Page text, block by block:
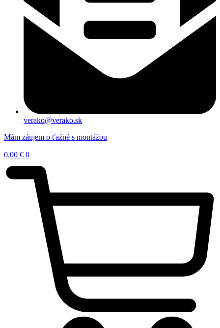
verako@verako.sk
Mám záujem o ťažné s montážou
0,00 € 0